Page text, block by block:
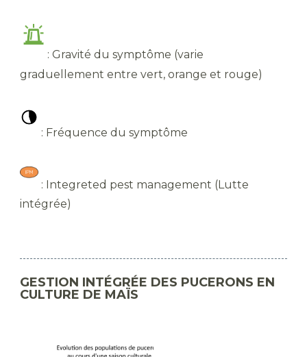
: Gravité du symptôme (varie
graduellement entre vert, orange et rouge)
: Fréquence du symptôme
: Integreted pest management (Lutte
intégrée)
GESTION INTÉGRÉE DES PUCERONS EN
CULTURE DE MAÏS